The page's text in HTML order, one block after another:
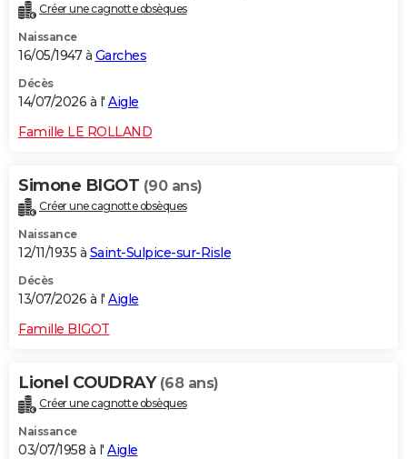
Créer une cagnotte obsèques
Naissance
16/05/1947 à Garches
Décès
14/07/2026 à l' Aigle
Famille LE ROLLAND
Simone BIGOT (90 ans)
Créer une cagnotte obsèques
Naissance
12/11/1935 à Saint-Sulpice-sur-Risle
Décès
13/07/2026 à l' Aigle
Famille BIGOT
Lionel COUDRAY (68 ans)
Créer une cagnotte obsèques
Naissance
03/07/1958 à l' Aigle